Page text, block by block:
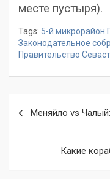
месте пустыря).
Tags: 5-й микрорайон
Законодательное
Правительство
записям
Меняйло vs
Какие